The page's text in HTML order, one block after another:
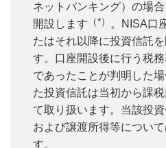
ネットバンキング）の場
開設します （*）
。NISA口
たはそれ以降に投資信託
す。口座開設後に行う税
であったことが判明した
た投資信託は当初から課
て取り扱います。当該投
および譲渡所得等につい
す。